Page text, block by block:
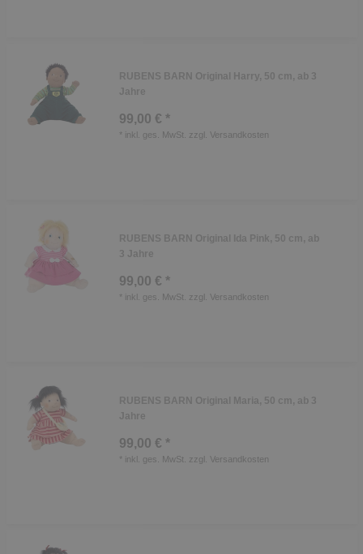
RUBENS BARN Original Harry, 50 cm, ab 3
Jahre
99,00 € *
* inkl. ges. MwSt. zzgl. Versandkosten
RUBENS BARN Original Ida Pink, 50 cm, ab
3 Jahre
99,00 € *
* inkl. ges. MwSt. zzgl. Versandkosten
RUBENS BARN Original Maria, 50 cm, ab 3
Jahre
99,00 € *
* inkl. ges. MwSt. zzgl. Versandkosten